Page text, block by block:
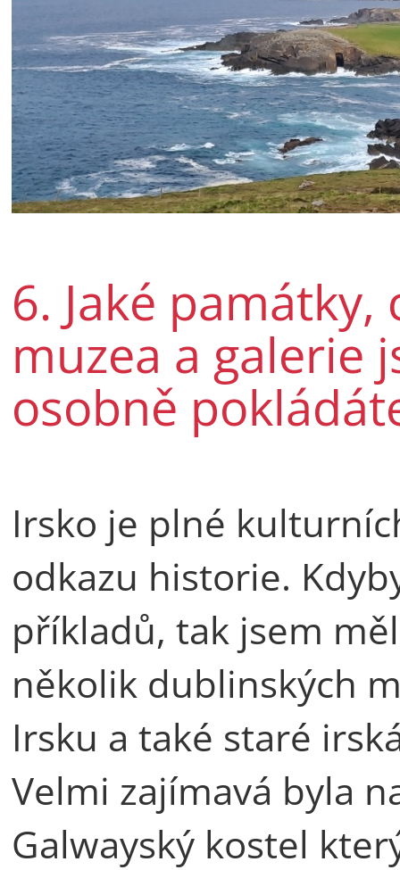
6. Jaké
muzea a galerie
osobně
Irsko je plné
odkazu historie.
příkladů, tak jsem
několik dublinských
Irsku a také staré
Velmi zajímavá byla
Galwayský kostel